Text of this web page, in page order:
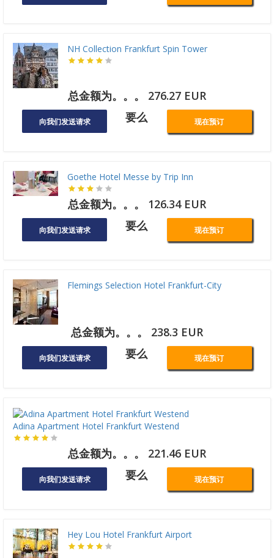
NH Collection Frankfurt Spin Tower
总金额为。。。 276.27 EUR
向我们发送请求 要么 现在预订
Goethe Hotel Messe by Trip Inn
总金额为。。。 126.34 EUR
向我们发送请求 要么 现在预订
Flemings Selection Hotel Frankfurt-City
总金额为。。。 238.3 EUR
向我们发送请求 要么 现在预订
Adina Apartment Hotel Frankfurt Westend
总金额为。。。 221.46 EUR
向我们发送请求 要么 现在预订
Hey Lou Hotel Frankfurt Airport